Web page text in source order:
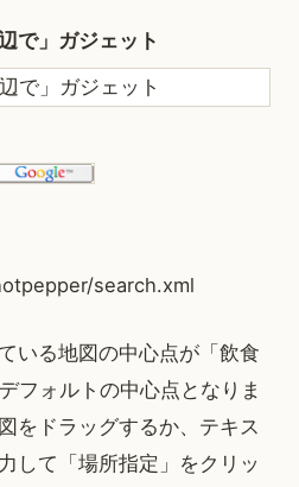
で」ガジェット
search.xml
いる地図の中心点が「飲食
フォルトの中心点となりま
をドラッグするか、テキス
して「場所指定」をクリッ